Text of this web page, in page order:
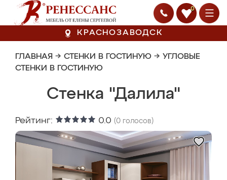
0
КРАСНОЗАВОДСК
ГЛАВНАЯ → СТЕНКИ В ГОСТИНУЮ → УГЛОВЫЕ
СТЕНКИ В ГОСТИНУЮ
Стенка "Далила"
Рейтинг: 0.0 (0 голосов)